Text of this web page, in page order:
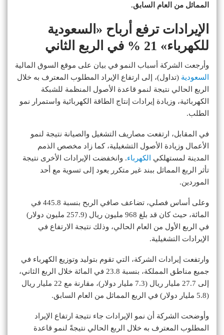
المماثل من العام السابق.
الإيرادات ترفع أرباح «السعودية
للكهرباء» 21 % في الربع الثاني
وأرجعت الشركة أسباب النمو في بيان على موقع السوق المالية
السعودية (تداول)، إلى ارتفاع الإيراد المطلوب المعترف به خلال
الربع الحالي نتيجة لنمو قاعدة الأصول المنظمة للشبكة
الكهربائية، وزيادة إيرادات إنتاج الطاقة الكهربائية واستمرار نمو
الطلب.
في المقابل، ارتفعت مصاريف التشغيل والصيانة نتيجة لنمو
الأعمال وزيادة الأصول التشغيلية، كما زاد مخصص الذمم
المدينة لمستهلكي
الكهرباء. وانخفضت الإيرادات الأخرى نتيجة
تأثر الربع المماثل ببند غير متكرر يعود إلى تسوية مع أحد
الموردين.
وعلى أساس فصلي، تضاعف صافي الربح بنسبة 445.8 في
المائة، حيث كان قد بلغ 968 مليون ريال (257.9 مليون دولار)
في الربع الأول من العام الحالي، وذلك نتيجة الارتفاع في
الإيرادات التشغيلية.
وارتفعت إيرادات الشركة، التي تقوم بتوليد وتوزيع الكهرباء في
جميع مناطق المملكة، بنسبة 23.8 في المائة خلال الربع الثاني،
إلى 27.7 مليار ريال (7.3 مليار دولار)، مقارنة مع 22 مليار ريال
(5.8 مليار دولار) في الربع المماثل من العام السابق.
وأوضحت الشركة أن نمو الإيرادات جاء نتيجة ارتفاع الإيراد
المطلوب المعترف به خلال الربع الحالي نتيجةً لنمو قاعدة